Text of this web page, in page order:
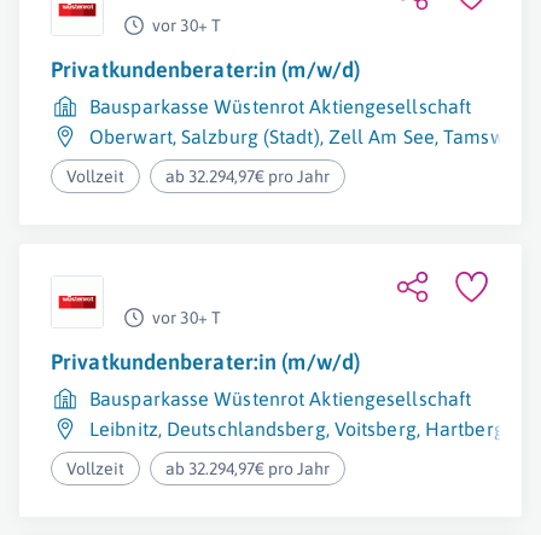
vor 30+ T
Privatkundenberater:in (m/w/d)
Bausparkasse Wüstenrot Aktiengesellschaft
Oberwart,Salzburg (Stadt), Zell Am See,Tamsweg
Vollzeit ab 32.294,97€ pro Jahr
vor 30+ T
Privatkundenberater:in (m/w/d)
Bausparkasse Wüstenrot Aktiengesellschaft
Leibnitz, Deutschlandsberg, Voitsberg, Hartberg
Vollzeit ab 32.294,97€ pro Jahr